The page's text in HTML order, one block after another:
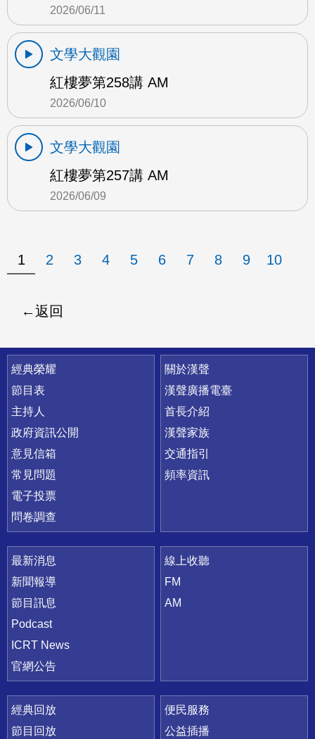
2026/06/11
文學大觀園
紅樓夢第258講 AM
2026/06/10
文學大觀園
紅樓夢第257講 AM
2026/06/09
1 2 3 4 5 6 7 8 9 10
返回
快速連結
經典榮耀
節目表
主持人
政府資訊公開
意見信箱
常見問題
電子投票
問卷調查
關於漢聲
漢聲廣播電臺
首長介紹
漢聲家族
交通指引
頻率資訊
最新消息
新聞報導
節目訊息
Podcast
ICRT News
官網公告
線上收聽
FM
AM
經典回放
節目回放
便民服務
公益插播